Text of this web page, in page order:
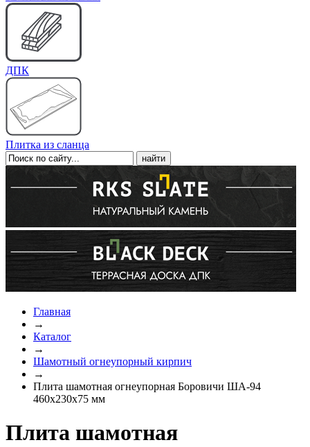
ДПК
Плитка из сланца
Главная
→
Каталог
→
Шамотный огнеупорный кирпич
→
Плита шамотная огнеупорная Боровичи ША-94
460x230x75 мм
Плита шамотная